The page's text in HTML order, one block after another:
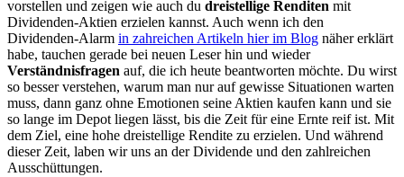
vorstellen und zeigen wie auch du dreistellige Renditen mit
Dividenden-Aktien erzielen kannst. Auch wenn ich den
Dividenden-Alarm in zahreichen Artikeln hier im Blog näher erklärt
habe, tauchen gerade bei neuen Leser hin und wieder
Verständnisfragen auf, die ich heute beantworten möchte. Du wirst
so besser verstehen, warum man nur auf gewisse Situationen warten
muss, dann ganz ohne Emotionen seine Aktien kaufen kann und sie
so lange im Depot liegen lässt, bis die Zeit für eine Ernte reif ist. Mit
dem Ziel, eine hohe dreistellige Rendite zu erzielen. Und während
dieser Zeit, laben wir uns an der Dividende und den zahlreichen
Ausschüttungen.